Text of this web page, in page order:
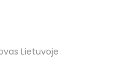
Lietuvoje